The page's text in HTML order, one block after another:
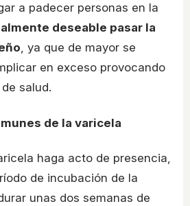
a padecer personas en la
deseable pasar la
, ya que de mayor se
en exceso provocando
salud.
de la varicela
haga acto de presencia,
de incubación de la
unas dos semanas de